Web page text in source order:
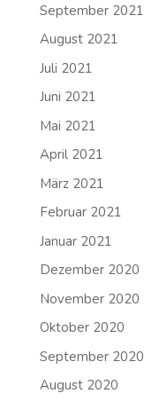
September 2021
August 2021
Juli 2021
Juni 2021
Mai 2021
April 2021
März 2021
Februar 2021
Januar 2021
Dezember 2020
November 2020
Oktober 2020
September 2020
August 2020